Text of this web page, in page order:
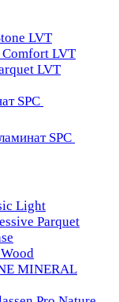
LVT
LVT
LVT
SPC
SPC
Light
Parquet
MINERAL